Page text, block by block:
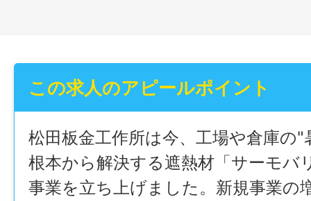
この求人のアピールポイント
松田板金工作所は今、工場や倉庫の"
根本から解決する遮熱材「サーモバ
事業を立ち上げました。新規事業の